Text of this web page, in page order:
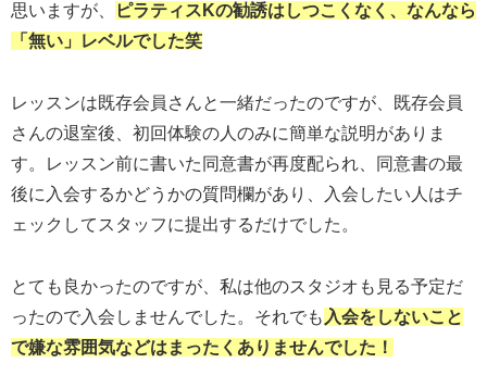
思いますが、
ピラティスKの勧誘はしつこくなく、なんなら
「 無い 」レベルでした笑
レッスンは既存会員さんと一緒だったのですが、既存会員
さんの退室後、初回体験の人のみに簡単な説明がありま
す。レッスン前に書いた同意書が再度配られ、同意書の最
後に入会するかどうかの質問欄があり、入会したい人はチ
ェックしてスタッフに提出するだけでした。
とても良かったのですが、私は他のスタジオも見る予定だ
ったので入会しませんでした。それでも 入会をしないこと
で嫌な雰囲気などはまったくありませんでした！